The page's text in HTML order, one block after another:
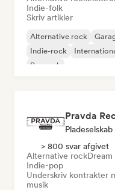
Indie-folk
Skriv artikler
Alternative rock
Indie-rock
Poprock
Pravda
Pladeselskab
> 800 svar afgivet
Alternative rockDream
Indie-pop
Underskriv kontrakter
musik